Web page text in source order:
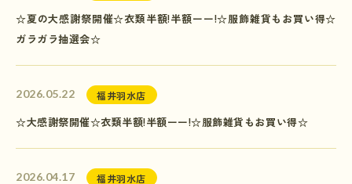
☆夏の大感謝祭開催☆衣類半額!半額ーー!☆服飾雑貨もお買い得☆
ガラガラ抽選会☆
2026.05.22 福井羽水店
☆大感謝祭開催☆衣類半額!半額ーー!☆服飾雑貨もお買い得☆
2026.04.17 福井羽水店